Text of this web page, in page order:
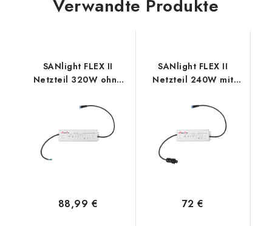
Verwandte Produkte
SANlight FLEX II
Netzteil 320W ohne
88,99 €
SANlight FLEX II
Netzteil 240W mit
72 €